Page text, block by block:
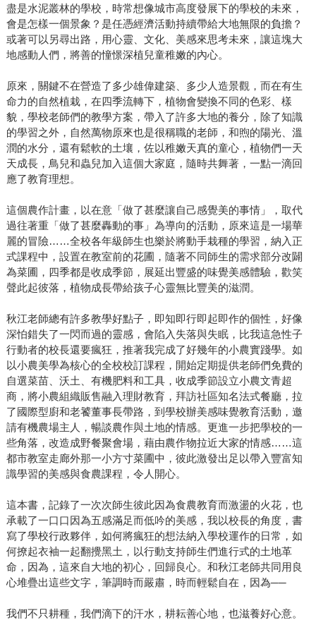
盡是水泥叢林的學校，時常想像城市高度發展下的學校的未來，
會是怎樣一個景象？是任憑經濟活動持續帶給大地無限的負擔？
或著可以另尋出路，用心靈、文化、美感來思考未來，讓這塊大
地感動人們，將善的憧憬深植兒童稚嫩的內心。
原來，關鍵不在營造了多少雄偉建築、多少人造景觀，而在有生
命力的自然植栽，在四季流轉下，植物會變換不同的色彩、樣
貌，學校老師們的教學方案，帶入了許多大地的養分，除了知識
的學習之外，自然萬物原來也是很稱職的老師，和煦的陽光、溫
潤的水分，還有鬆軟的土壤，佐以稚嫩天真的童心，植物們一天
天成長，鳥兒和蟲兒加入這個大家庭，隨時共舞著，一點一滴回
應了教育理想。
這個農作計畫，以在意「做了甚麼讓自己感覺美的事情」，取代
過往著重「做了甚麼轟動的事」為導向的活動，原來這是一場華
麗的冒險……全校各年級師生也樂於將動手栽種的學習，納入正
式課程中，設置在教室前的花圃，隨著不同師生的需求部分改闢
為菜圃，四季都是收成季節，展延出豐盛的味覺美感體驗，歡笑
聲此起彼落，植物成長帶給孩子心靈無比豐美的滋潤。
秋江老師總有許多教學好點子，即知即行即起即作的個性，好像
深怕錯失了一閃而過的靈感，會陷入失落與失眠，比我這急性子
行動者的校長還要瘋狂，推著我完成了好幾年的小農實踐學。如
以小農美學為核心的全校校訂課程，開始定期提供老師們免費的
自選菜苗、沃土、有機肥料和工具，收成季節設立小農文青超
商，將小農組織販售融入理財教育，拜訪社區知名法式餐廳，拉
了國際型廚和老饕董事長帶路，到學校辦美感味覺教育活動，邀
請有機農場主人，暢談農作與土地的情感。更進一步把學校的一
些角落，改造成野餐聚會場，藉由農作物拉近大家的情感……這
都市教室走廊外那一小方寸菜圃中，彼此激發出足以帶入豐富知
識學習的美感與食農課程，令人開心。
這本書，記錄了一次次師生彼此因為食農教育而激盪的火花，也
承載了一口口因為五感滿足而低吟的美感，我以校長的角度，書
寫了學校行政夥伴，如何將瘋狂的想法納入學校運作的日常，如
何撩起衣袖一起翻攪黑土，以行動支持師生們進行式的土地革
命，因為，這來自大地的初心，回歸良心。和秋江老師共同用良
心堆疊出這些文字，筆調時而嚴肅，時而輕鬆自在，因為──
我們不只耕種，我們滴下的汗水，耕耘善心地，也滋養好心意。